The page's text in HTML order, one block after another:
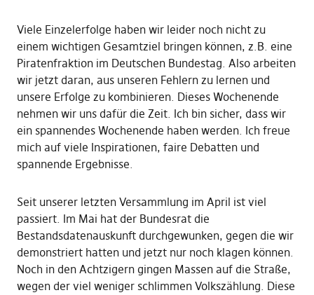
Viele Einzelerfolge haben wir leider noch nicht zu
einem wichtigen Gesamtziel bringen können, z.B. eine
Piratenfraktion im Deutschen Bundestag. Also arbeiten
wir jetzt daran, aus unseren Fehlern zu lernen und
unsere Erfolge zu kombinieren. Dieses Wochenende
nehmen wir uns dafür die Zeit. Ich bin sicher, dass wir
ein spannendes Wochenende haben werden. Ich freue
mich auf viele Inspirationen, faire Debatten und
spannende Ergebnisse.
Seit unserer letzten Versammlung im April ist viel
passiert. Im Mai hat der Bundesrat die
Bestandsdatenauskunft durchgewunken, gegen die wir
demonstriert hatten und jetzt nur noch klagen können.
Noch in den Achtzigern gingen Massen auf die Straße,
wegen der viel weniger schlimmen Volkszählung. Diese